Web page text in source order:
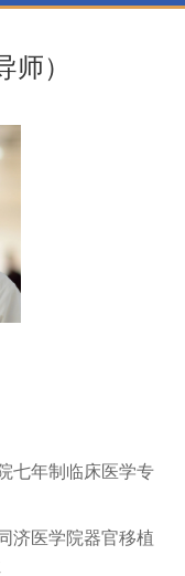
）
七年制临床医学专
济医学院器官移植